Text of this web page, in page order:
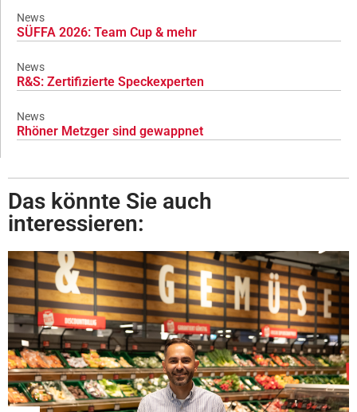
News
SÜFFA 2026: Team Cup & mehr
News
R&S: Zertifizierte Speckexperten
News
Rhöner Metzger sind gewappnet
Das könnte Sie auch
interessieren: